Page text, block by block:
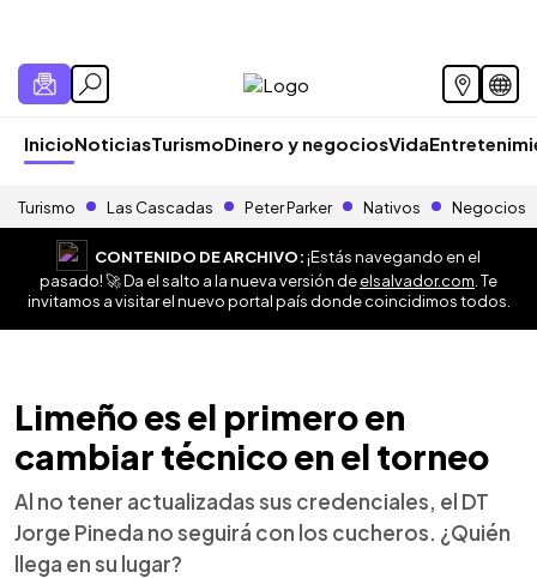
InicioNoticiasTurismoDinero y negociosVida
Turismo Las Cascadas Peter Parker Nativos Negocios
CONTENIDO DE ARCHIVO:¡Estás navegando en el
pasado! 🚀 Da el salto a la nueva versión deelsalvador.com . Te
invitamos a visitar el nuevo portal país donde coincidimos todos.
Limeño es el primero en
cambiar técnico en el torneo
Al no tener actualizadas sus credenciales, el DT
Jorge Pineda no seguirá con los cucheros. ¿Quién
llega en su lugar?